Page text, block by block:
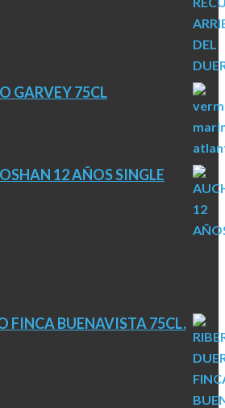
GARVEY 75CL
12 AÑOS SINGLE
FINCA BUENAVISTA 75CL.